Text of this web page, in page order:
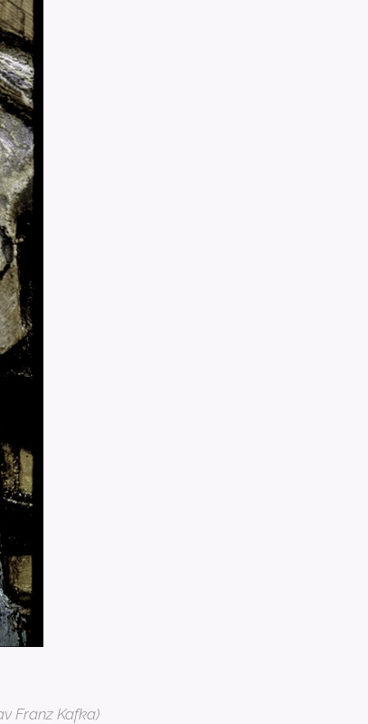
Franz Kafka)